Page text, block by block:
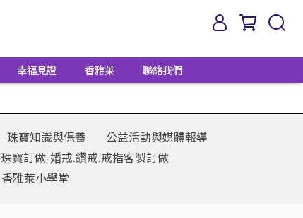
幸福見證 香雅萊 聯絡我們
珠寶知識與保養
公益活動與媒體報導
珠寶訂做-婚戒.鑽戒.戒指客製訂做
香雅萊小學堂